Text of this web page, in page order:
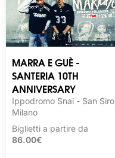
MARRA E GUÈ -
SANTERIA 10TH
ANNIVERSARY
Ippodromo Snai - San Siro,
Milano
Biglietti a partire da
86.00€